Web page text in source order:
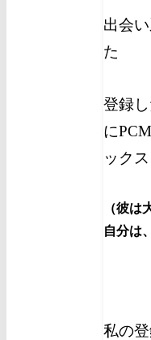
出会
た
登録
に
ック
（彼
自分は
私の登